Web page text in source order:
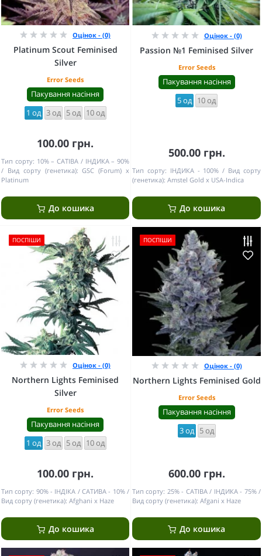
Оцінок - (0)
Platinum Scout Feminised
Silver
Error Seeds
Пакування насіння
1 од 3 од 5 од 10 од
100.00 грн.
Тип сорту: 10% – САТІВА / ІНДИКА – 90%
Вид сорту (генетика): GSC (Forum) x
Platinum
До кошика
Оцінок - (0)
Passion №1 Feminised Silver
Error Seeds
Пакування насіння
5 од 10 од
500.00 грн.
Тип сорту: ІНДИКА - 100%
Вид сорту
(генетика): Amstel Gold x USA-Indica
До кошика
ПОСПІШИ
Оцінок - (0)
Northern Lights Feminised
Silver
Error Seeds
Пакування насіння
1 од 3 од 5 од 10 од
100.00 грн.
Тип сорту: 90% - ІНДІКА / САТИВА - 10%
Вид сорту (генетика): Afghani x Haze
До кошика
ПОСПІШИ
Оцінок - (0)
Northern Lights Feminised Gold
Error Seeds
Пакування насіння
3 од 5 од
600.00 грн.
Тип сорту: 25% - САТІВА / ІНДИКА - 75%
Вид сорту (генетика): Afgani x Haze
До кошика